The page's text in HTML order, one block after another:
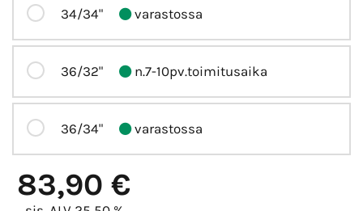
34/34" varastossa
36/32" n.7-10pv.toimitusaika
36/34" varastossa
83,90 €